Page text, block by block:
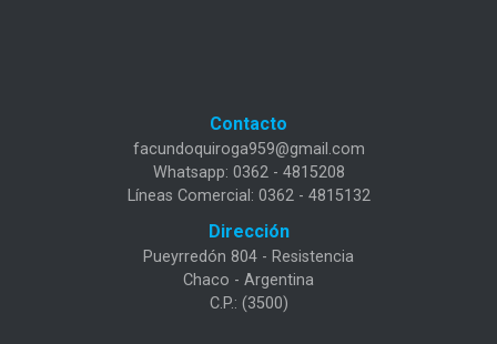
Contacto
facundoquiroga959@gmail.com
Whatsapp: 0362 - 4815208
Líneas Comercial: 0362 - 4815132
Dirección
Pueyrredón 804 - Resistencia
Chaco - Argentina
C.P.: (3500)